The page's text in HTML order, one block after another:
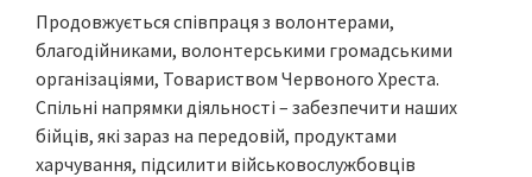
Продовжується співпраця з волонтерами,
благодійниками, волонтерськими громадськими
організаціями, Товариством Червоного Хреста.
Спільні напрямки діяльності – забезпечити наших
бійців, які зараз на передовій, продуктами
харчування, підсилити військовослужбовців